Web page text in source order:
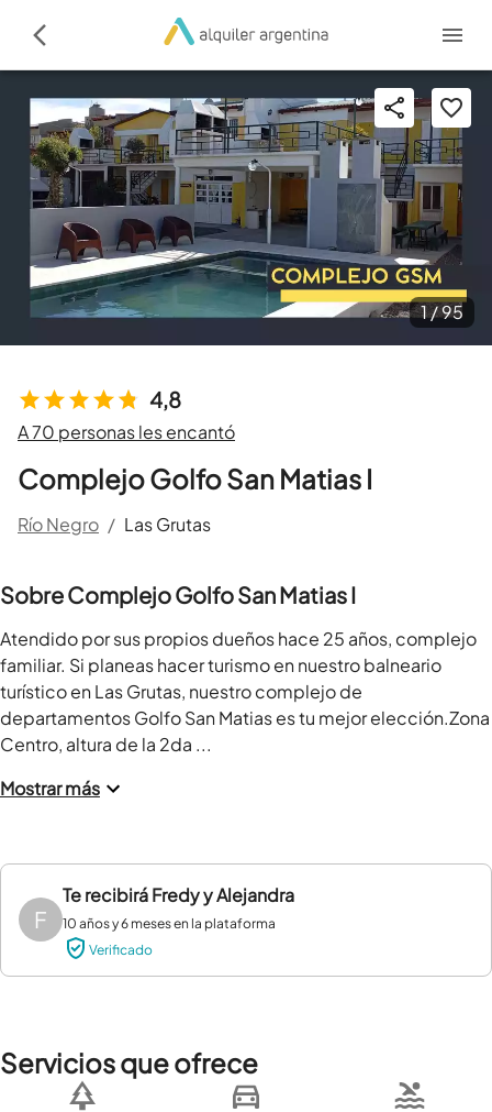
4,8
A 70 personas les encantó
Complejo Golfo San Matias I
Río Negro / Las Grutas
1 /95
Sobre Complejo Golfo San Matias I
Atendido por sus propios dueños hace 25 años, complejo
familiar. Si planeas hacer turismo en nuestro balneario
turístico en Las Grutas, nuestro complejo de
departamentos Golfo San Matias es tu mejor elección.Zona
Centro, altura de la 2da ...
Mostrar más
F
Te recibiráFredy y Alejandra
10 años y 6 meses en la plataforma
Verificado
Servicios que ofrece